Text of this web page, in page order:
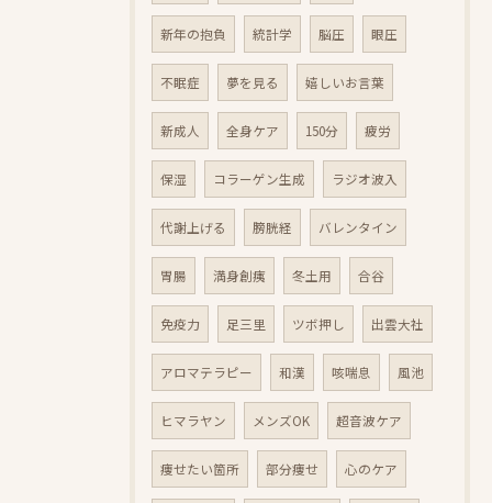
新年の抱負 統計学 脳圧 眼圧
不眠症 夢を見る 嬉しいお言葉
新成人 全身ケア 150分 疲労
保湿 コラーゲン生成 ラジオ波入
代謝上げる 膀胱経 バレンタイン
胃腸 満身創痍 冬土用 合谷
免疫力 足三里 ツボ押し 出雲大社
アロマテラピー 和漢 咳喘息 風池
ヒマラヤン メンズOK 超音波ケア
痩せたい箇所 部分痩せ 心のケア